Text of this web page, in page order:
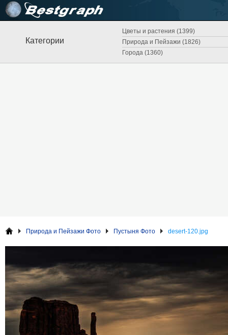
Категории
Цветы и растения (1399)
Природа и Пейзажи (1826)
Города (1360)
Природа и Пейзажи Фото Пустыня Фото desert-120.jpg